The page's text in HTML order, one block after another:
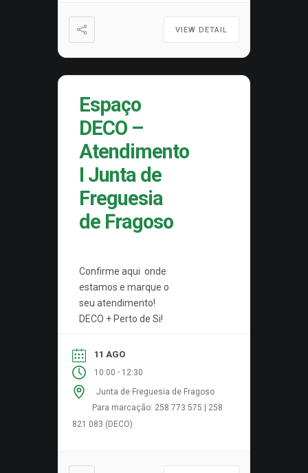
VIEW DETAIL
Espaço
DECO –
Atendimento
I Junta de
Freguesia
de Fragoso
Confirme aqui onde
estamos e marque o
seu atendimento!
DECO + Perto de Si!
11 AGO
10:00 - 12:30
Junta de Freguesia de Fragoso
Para marcação: 258 773 575 | 258
821 083 (DECO)